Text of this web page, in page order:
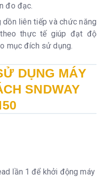
đo đạc.
liên tiếp và chức năng
thực tế giúp đạt độ
mục đích sử dụng.
DỤNG MÁY
SNDWAY
lần 1 để khởi động máy